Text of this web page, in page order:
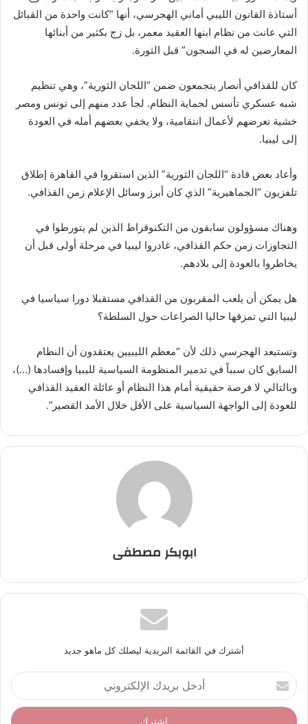
أستاذة القانون الليبي أماني الهجرسي، أنها “كانت واحدة من القبائل
التي عانت من نظام ابنها العقيد معمر، بل زج بكثير من أبنائها
المعارضين له في السجون” قبل الثورة.
كان للقذافي أنصار يتجمعون ضمن “اللجان الثورية”، وهي تنظيم
شبه عسكري تأسس لحماية النظام. لجأ عدد منهم إلى تونس ومصر
خشية تعرضهم لأعمال انتقامية، ولا يخفي بعضهم أمله في العودة
إلى ليبيا.
وأعاد بعض قادة “اللجان الثورية” الذين استقروا في القاهرة إطلاق
تلفزيون “الجماهيرية” الذي كان أبرز وسائل الإعلام زمن القذافي.
وهناك مسؤولون سابقون من التكنوقراط الذين لم يتورطوا في
التجاوزات زمن حكم القذافي، غادروا ليبيا في مرحلة أولى قبل أن
يخاطروا بالعودة إلى بلادهم.
هل يمكن أن يلعب المقربون من القذافي مستقبلا دورا سياسيا في
ليبيا التي تمزقها حاليا الصراعات حول السلطة؟
وتستبعد الهجرسي ذلك لأن “معظم الليبيين يعتقدون أن النظام
السابق كان سبباً في تدمير المنظومة السياسية لليبيا وإفسادها (…)،
وبالتالي لا فرصة حقيقية أمام هذا النظام أو عائلة العقيد القذافي
للعودة إلى الواجهة السياسية على الأقل خلال الأمد القصير”.
ابوبكر مصطفى
أشترك في القائمة البريدية ليصلك كل ماهو جديد
أ
د
خ